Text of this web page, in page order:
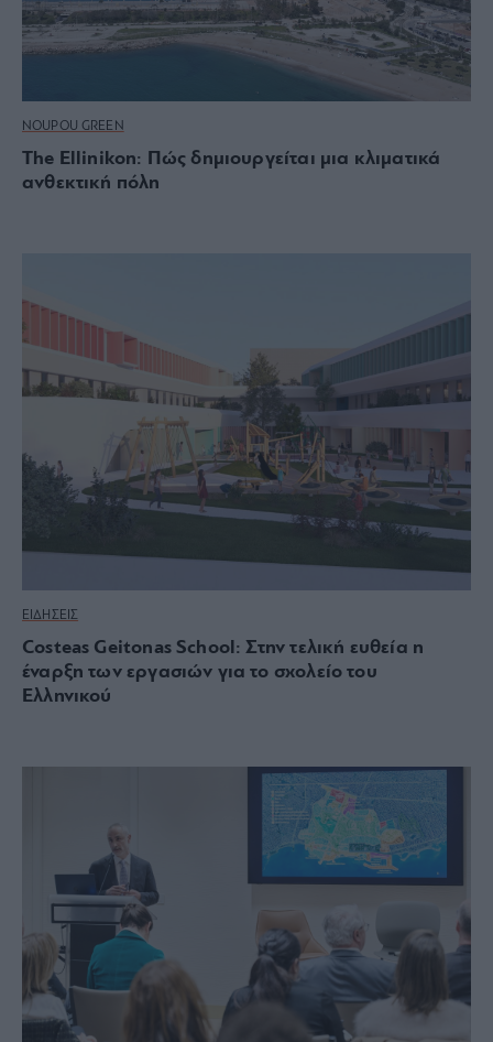
NOUPOU GREEN
The Ellinikon: Πώς δημιουργείται μια κλιματικά
ανθεκτική πόλη
ΕΙΔΗΣΕΙΣ
Costeas Geitonas School: Στην τελική ευθεία η
έναρξη των εργασιών για το σχολείο του
Ελληνικού